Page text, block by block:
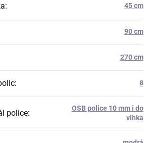
: 45 cm
90 cm
270 cm
: 8
police:
OSB police 10 mm i do
vlhka